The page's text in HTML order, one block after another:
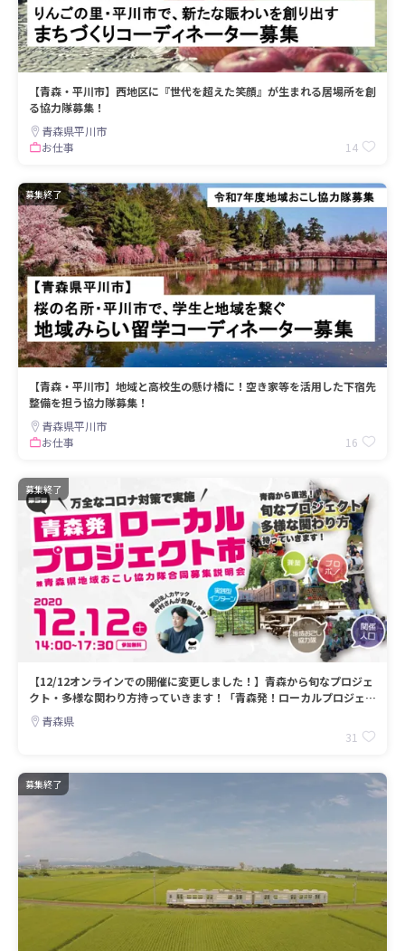
【青森・平川市】西地区に『世代を超えた笑顔』が生まれる居場所を創
る協力隊募集！
青森県平川市
お仕事
14
募集終了
【青森・平川市】地域と高校生の懸け橋に！空き家等を活用した下宿先
整備を担う協力隊募集！
青森県平川市
お仕事
16
募集終了
【12/12オンラインでの開催に変更しました！】青森から旬なプロジェ
クト・多様な関わり方持っていきます！「青森発！ローカルプロジェク
ト市」
青森県
31
募集終了